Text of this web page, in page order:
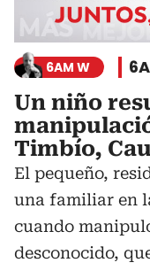
6AM W
Un niño
Timbío,
El pequeño,
una familiar en
cuando
desconocido,